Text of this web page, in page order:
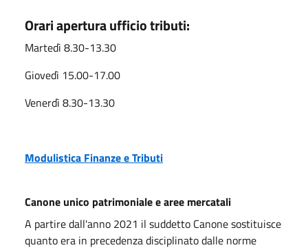
Orari apertura ufficio tributi:
Martedì 8.30-13.30
Giovedì 15.00-17.00
Venerdì 8.30-13.30
Modulistica Finanze e Tributi
Canone unico patrimoniale e aree mercatali
A partire dall'anno 2021 il suddetto Canone sostituisce
quanto era in precedenza disciplinato dalle norme